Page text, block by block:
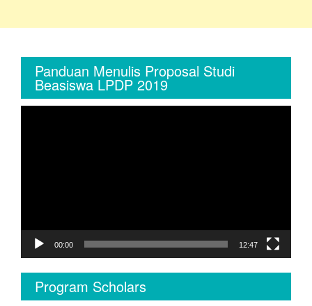
Panduan Menulis Proposal Studi
Beasiswa LPDP 2019
00:00 12:47
Program Scholars